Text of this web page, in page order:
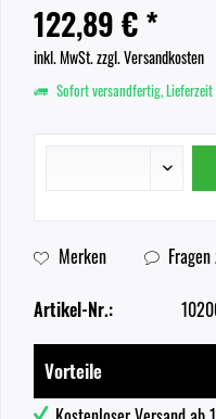
122,89 € *
inkl. MwSt.zzgl. Versandkosten
Sofort versandfertig,
Merken
Artikel-Nr.:
Vorteile